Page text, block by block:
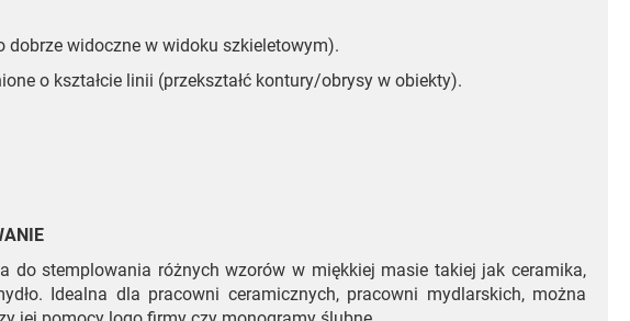
widoczne w widoku szkieletowym).
o kształcie linii (przekształć kontury/obrysy w obiekty).
do stemplowania różnych wzorów w miękkiej masie takiej jak ceramika,
Idealna dla pracowni ceramicznych, pracowni mydlarskich, można